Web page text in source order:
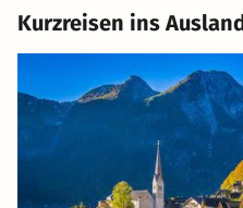
Kurzreisen ins Ausland